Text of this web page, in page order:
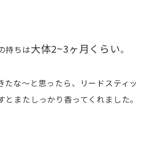
持ちは大体2~3ヶ月くらい。
たな〜と思ったら、リードスティッ
とまたしっかり香ってくれました。